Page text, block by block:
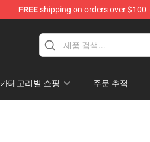
FREEshipping on orders over $100
카테고리별 쇼핑 주문 추적